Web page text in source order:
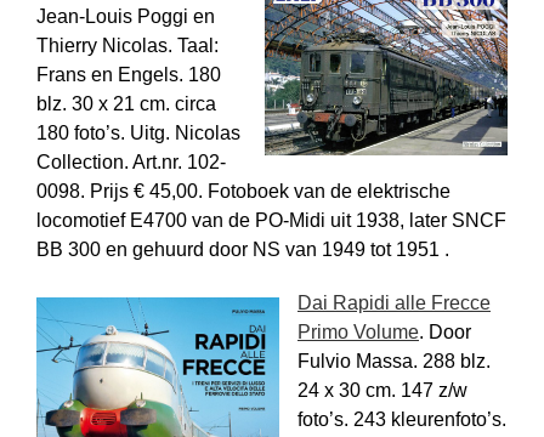
Jean-Louis Poggi en
Thierry Nicolas. Taal:
Frans en Engels. 180
blz. 30 x 21 cm. circa
180 foto’s. Uitg. Nicolas
Collection. Art.nr. 102-
0098. Prijs € 45,00. Fotoboek van de elektrische
locomotief E4700 van de PO-Midi uit 1938, later SNCF
BB 300 en gehuurd door NS van 1949 tot 1951 .
Dai Rapidi alle Frecce
Primo Volume. Door
Fulvio Massa. 288 blz.
24 x 30 cm. 147 z/w
foto’s. 243 kleurenfoto’s.